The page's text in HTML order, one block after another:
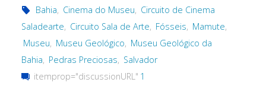
Bahia, Cinema do Museu, Circuito de Cinema
Saladearte, Circuito Sala de Arte, Fósseis, Mamute,
Museu, Museu Geológico, Museu Geológico da
Bahia, Pedras Preciosas, Salvador
itemprop="discussionURL" 1